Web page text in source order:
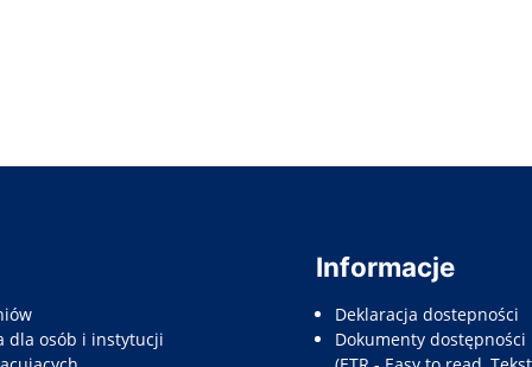
dla osób i instytucji
Informacje
Deklaracja dostepności
Dokumenty dostępności